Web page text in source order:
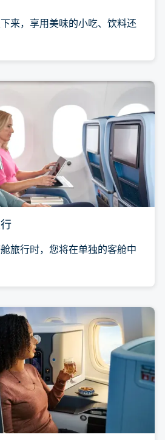
来，享用美味的小吃、饮料还
旅行时，您将在单独的客舱中